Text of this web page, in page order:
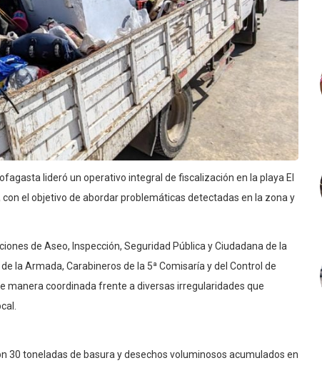
lideró un operativo integral de fiscalización en la playa El
el objetivo de abordar problemáticas detectadas en la zona y
de Aseo, Inspección, Seguridad Pública y Ciudadana de la
la Armada, Carabineros de la 5ª Comisaría y del Control de
manera coordinada frente a diversas irregularidades que
30 toneladas de basura y desechos voluminosos acumulados en